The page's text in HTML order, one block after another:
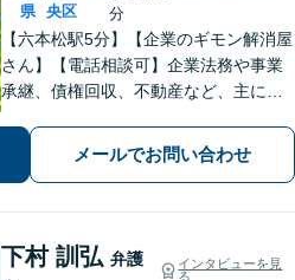
県 央区
分
【六本松駅5分】【企業のギモン解消屋
さん】【電話相談可】企業法務や事業
承継、債権回収、不動産など、主に企
のみなさまが安心して本業に専念でき
るよう、法律に関するちょっとした疑
メールでお問い合わせ
下村 訓弘 弁護
インタビューを見
る